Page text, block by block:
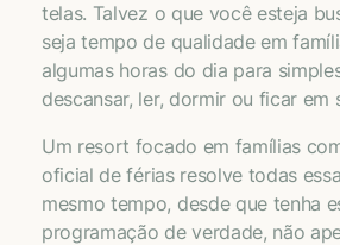
telas. Talvez o que você esteja
seja tempo de qualidade em
algumas horas do dia para
descansar, ler, dormir ou ficar em
Um resort focado em famílias
oficial de férias resolve todas
mesmo tempo, desde que tenha
programação de verdade, não